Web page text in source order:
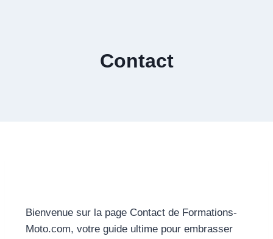
Contact
Bienvenue sur la page Contact de Formations-
Moto.com, votre guide ultime pour embrasser